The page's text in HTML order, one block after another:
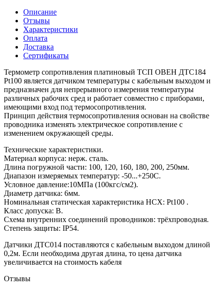
Описание
Отзывы
Характеристики
Оплата
Доставка
Сертификаты
Термометр сопротивления платиновый ТСП ОВЕН ДТС184
Pt100 является датчиком температуры с кабельным выходом и
предназначен для непрерывного измерения температуры
различных рабочих сред и работает совместно с приборами,
имеющими вход под термосопротивления.
Принцип действия термосопротивления основан на свойстве
проводника изменять электрическое сопротивление с
изменением окружающей среды.
Технические характеристики.
Материал корпуса: нерж. сталь.
Длина погружной части: 100, 120, 160, 180, 200, 250мм.
Диапазон измеряемых температур: -50...+250С.
Условное давление:10МПа (100кгс/см2).
Диаметр датчика: 6мм.
Номинальная статическая характеристика НСХ: Pt100 .
Класс допуска: В.
Схема внутренних соединений проводников: трёхпроводная.
Степень защиты: IP54.
Датчики ДТС014 поставляются с кабельным выходом длиной
0,2м. Если необходима другая длина, то цена датчика
увеличивается на стоимость кабеля
Отзывы